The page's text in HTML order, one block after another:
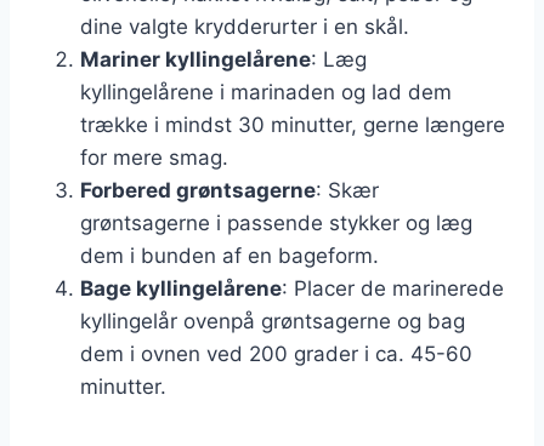
dine valgte krydderurter i en skål.
Mariner kyllingelårene: Læg
kyllingelårene i marinaden og lad dem
trække i mindst 30 minutter, gerne længere
for mere smag.
Forbered grøntsagerne: Skær
grøntsagerne i passende stykker og læg
dem i bunden af en bageform.
Bage kyllingelårene: Placer de marinerede
kyllingelår ovenpå grøntsagerne og bag
dem i ovnen ved 200 grader i ca. 45-60
minutter.